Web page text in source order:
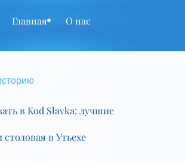
Главная О нас
в Kod Slavka: лучшие
в Утьехе